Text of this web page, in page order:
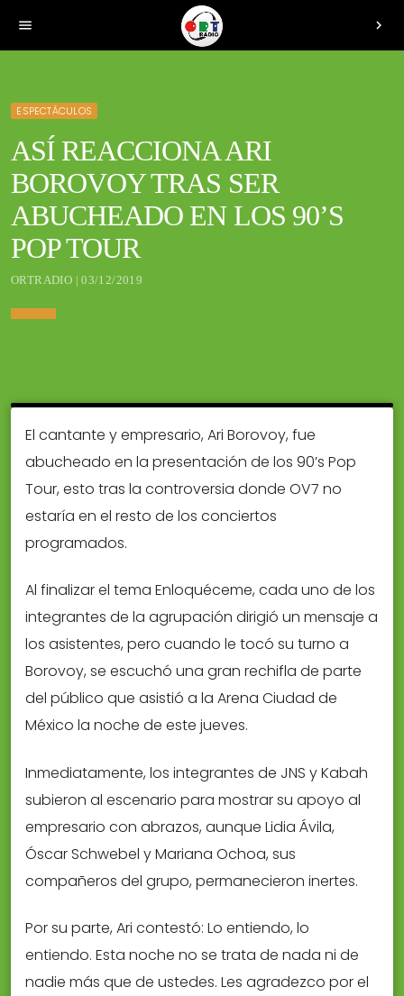
menu chevron_right
ESPECTÁCULOS
ASÍ REACCIONA ARI
BOROVOY TRAS SER
ABUCHEADO EN LOS 90’S
POP TOUR
ORTRADIO | 03/12/2019
El cantante y empresario, Ari Borovoy, fue
abucheado en la presentación de los 90’s Pop
Tour, esto tras la controversia donde OV7 no
estaría en el resto de los conciertos
programados.
Al finalizar el tema Enloquéceme, cada uno de los
integrantes de la agrupación dirigió un mensaje a
los asistentes, pero cuando le tocó su turno a
Borovoy, se escuchó una gran rechifla de parte
del público que asistió a la Arena Ciudad de
México la noche de este jueves.
Inmediatamente, los integrantes de JNS y Kabah
subieron al escenario para mostrar su apoyo al
empresario con abrazos, aunque Lidia Ávila,
Óscar Schwebel y Mariana Ochoa, sus
compañeros del grupo, permanecieron inertes.
Por su parte, Ari contestó: Lo entiendo, lo
entiendo. Esta noche no se trata de nada ni de
nadie más que de ustedes. Les agradezco por el